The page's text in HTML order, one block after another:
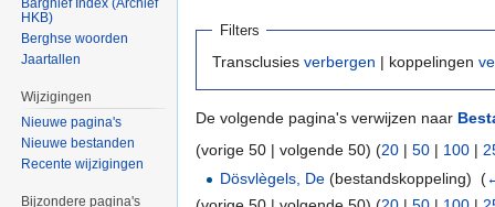
Filters
Transclusies verbergen | koppelingen
De volgende pagina's verwijzen naar
(vorige 50 | volgende 50) (20 | 50 | 100 |
Dösvlègels, De (bestandskoppeling) ‎(
HKB)
Berghse woorden
Jaartallen
Wijzigingen
Nieuwe pagina's
Nieuwe bestanden
Recente wijzigingen
Bijzondere pagina's